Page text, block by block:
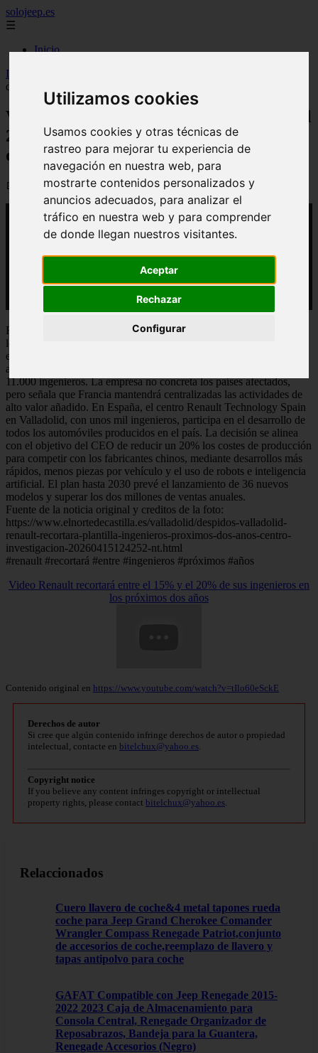
Utilizamos cookies
Usamos cookies y otras técnicas de
rastreo para mejorar tu experiencia de
navegación en nuestra web, para
mostrarte contenidos personalizados y
anuncios adecuados, para analizar el
tráfico en nuestra web y para comprender
de donde llegan nuestros visitantes.
Aceptar
Rechazar
Configurar
solojeep.es
☰
Inicio
Inicio
de sus ingenieros en los próximos dos años
Video Renault recortará entre el 15% y el
20% de sus ingenieros en los próximos
dos años
📅 16/04/2026
Renault Group recortará entre el 15% y el 20% de sus ingenieros en
los próximos dos años para contener costes y reducir la estructura,
en el marco de su plan estratégico futuREady. Esta medida podría
afectar a más de 2.000 trabajadores de su plantilla global de unos
11.000 ingenieros. La empresa no concreta los países afectados,
pero señala que Francia mantendrá centralizadas las actividades de
alto valor añadido. En España, el centro Renault Technology Spain
en Valladolid, con unos mil ingenieros, participa en el desarrollo de
todos los automóviles producidos en el país. La decisión se alinea
con el objetivo del CEO de reducir un 20% los costes de producción
para competir con los fabricantes chinos, mediante desarrollos más
rápidos, menos piezas por vehículo y el uso de robots e inteligencia
artificial. El plan hasta 2030 prevé el lanzamiento de 36 nuevos
modelos y superar los dos millones de ventas anuales.
Fuente de la noticia original y creditos de la foto:
https://www.elnortedecastilla.es/valladolid/despidos-valladolid-
renault-recortara-plantilla-ingenieros-proximos-dos-anos-centro-
investigacion-20260415124252-nt.html
#renault #recortará #entre #ingenieros #próximos #años
Video Renault recortará entre el 15% y el 20% de sus ingenieros en
los próximos dos años
Contenido original en https://www.youtube.com/watch?v=tIlo60eSckE
Derechos de autor
Si cree que algún contenido infringe derechos de autor o propiedad
intelectual, contacte en bitelchux@yahoo.es.
Copyright notice
If you believe any content infringes copyright or intellectual
property rights, please contact bitelchux@yahoo.es.
Relaccionados
Cuero llavero de coche&4 metal tapones rueda
coche para Jeep Grand Cherokee Comander
Wrangler Compass Renegade Patriot,conjunto
de accesorios de coche,reemplazo de llavero y
tapas antipolvo para coche
GAFAT Compatible con Jeep Renegade 2015-
2022 2023 Caja de Almacenamiento para
Consola Central, Renegade Organizador de
Reposabrazos, Bandeja para la Guantera,
Renegade Accesorios (Negro)